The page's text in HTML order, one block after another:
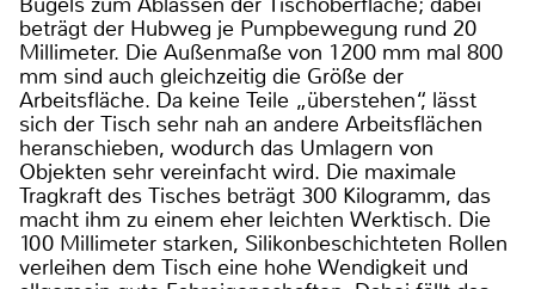
beträgt der Hubweg je Pumpbewegung rund 20
Millimeter. Die Außenmaße von 1200 mm mal 800
mm sind auch gleichzeitig die Größe der
Arbeitsfläche. Da keine Teile „überstehen“, lässt
sich der Tisch sehr nah an andere Arbeitsflächen
heranschieben, wodurch das Umlagern von
Objekten sehr vereinfacht wird. Die maximale
Tragkraft des Tisches beträgt 300 Kilogramm, das
macht ihm zu einem eher leichten Werktisch. Die
100 Millimeter starken, Silikonbeschichteten Rollen
verleihen dem Tisch eine hohe Wendigkeit und